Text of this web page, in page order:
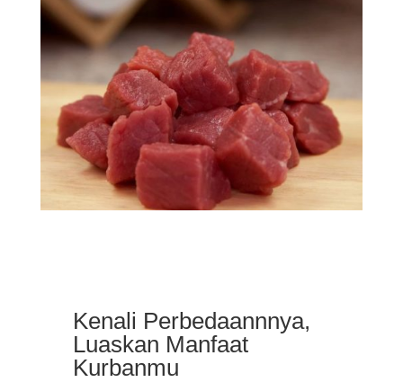
Kenali Perbedaannnya,
Luaskan Manfaat
Kurbanmu